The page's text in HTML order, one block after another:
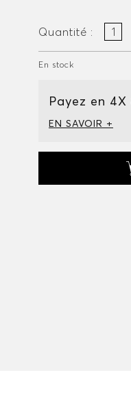
Quantité :
En stock
Payez en 4X
EN SAVOIR +